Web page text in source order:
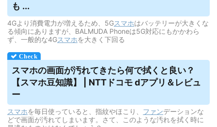
も ...
4Gより消費電力が増えるため、5Gスマホはバッテリーが大きくな
る傾向にありますが、BALMUDA Phoneは5G対応にもかかわら
ず、一般的な4Gスマホを大きく下回る
スマホの画面が汚れてきたら何で拭くと良い？
【スマホ豆知識】 | NTTドコモ dアプリ＆レビュ
ー
スマホを毎日使っていると、指紋やほこり、 ファンデーションな
どで画面が汚れてしまいます。さて、このような汚れを拭く時に